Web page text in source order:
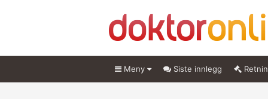
Meny Siste innlegg